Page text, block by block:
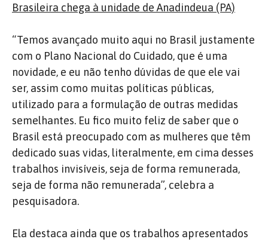
Brasileira chega à unidade de Anadindeua (PA)
“Temos avançado muito aqui no Brasil justamente
com o Plano Nacional do Cuidado, que é uma
novidade, e eu não tenho dúvidas de que ele vai
ser, assim como muitas políticas públicas,
utilizado para a formulação de outras medidas
semelhantes. Eu fico muito feliz de saber que o
Brasil está preocupado com as mulheres que têm
dedicado suas vidas, literalmente, em cima desses
trabalhos invisíveis, seja de forma remunerada,
seja de forma não remunerada”, celebra a
pesquisadora.
Ela destaca ainda que os trabalhos apresentados